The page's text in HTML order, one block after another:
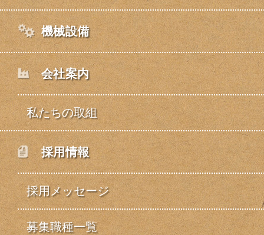
機械設備
会社案内
私たちの取組
採用情報
採用メッセージ
募集職種一覧